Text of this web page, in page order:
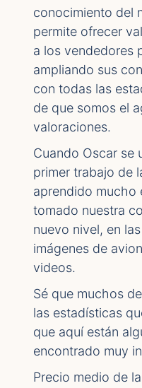
conocimiento del
permite ofrecer
a los vendedores
ampliando sus
con todas las
de que somos el
valoraciones.
Cuando Oscar se
primer trabajo de
aprendido mucho
tomado nuestra
nuevo nivel, en
imágenes de
videos.
Sé que muchos
las estadísticas
que aquí están
encontrado muy
Precio medio de